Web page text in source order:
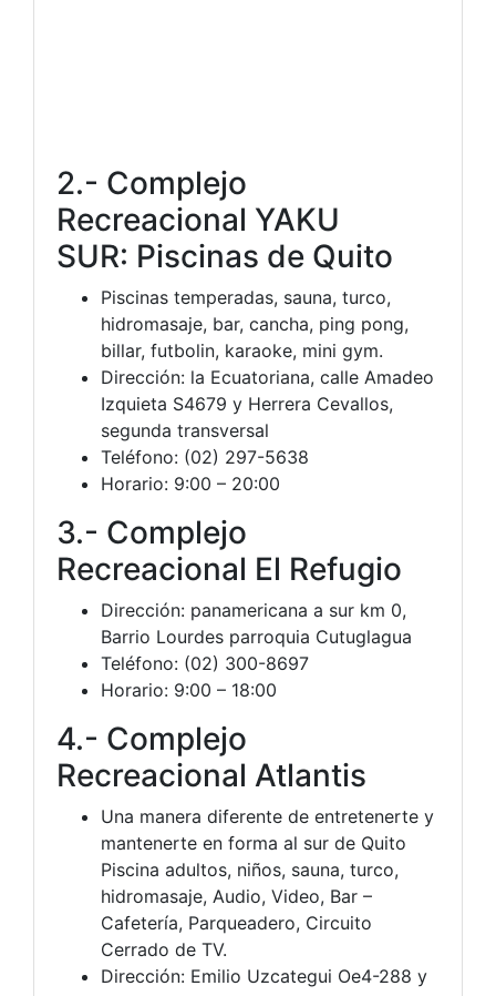
2.- Complejo
Recreacional YAKU
SUR: Piscinas de Quito
Piscinas temperadas, sauna, turco,
hidromasaje, bar, cancha, ping pong,
billar, futbolin, karaoke, mini gym.
Dirección: la Ecuatoriana, calle Amadeo
Izquieta S4679 y Herrera Cevallos,
segunda transversal
Teléfono: (02) 297-5638
Horario: 9:00 – 20:00
3.- Complejo
Recreacional El Refugio
Dirección: panamericana a sur km 0,
Barrio Lourdes parroquia Cutuglagua
Teléfono: (02) 300-8697
Horario: 9:00 – 18:00
4.- Complejo
Recreacional Atlantis
Una manera diferente de entretenerte y
mantenerte en forma al sur de Quito
Piscina adultos, niños, sauna, turco,
hidromasaje, Audio, Video, Bar –
Cafetería, Parqueadero, Circuito
Cerrado de TV.
Dirección: Emilio Uzcategui Oe4-288 y